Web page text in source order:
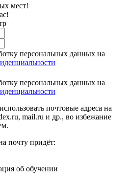
мест!
персональных данных на
персональных данных на
почтовые адреса на
mail.ru и др., во избежание
почту придёт:
об обучении